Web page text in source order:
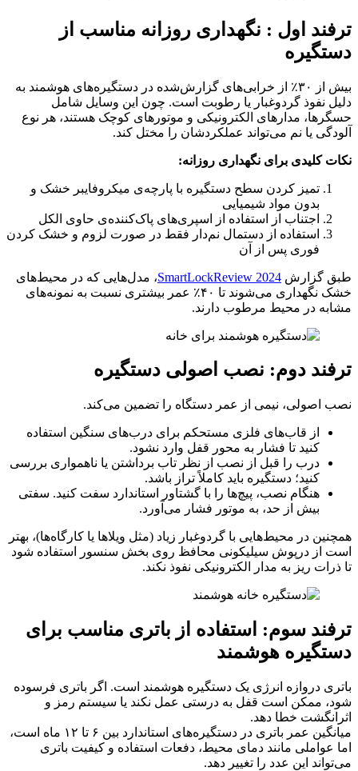
ترفند اول : نگهداری روزانه مناسب از
دستگیره
بیش از ۳۰٪ از خرابی‌های گزارش‌شده در دستگیره‌های هوشمند به
دلیل نفوذ گردوغبار یا رطوبت است. چون این وسایل شامل
حسگرها، مدارهای الکترونیکی و موتورهای کوچک هستند، هر نوع
آلودگی یا نم می‌تواند عملکردشان را مختل کند.
نکات کلیدی برای نگهداری روزانه:
تمیز کردن سطح دستگیره با پارچه‌ی میکروفایبر خشک و
بدون مواد شیمیایی
اجتناب از استفاده از اسپری‌های پاک‌کننده‌ی حاوی الکل
استفاده از دستمال نم‌دار فقط در صورت لزوم و خشک کردن
فوری پس از آن
طبق گزارش SmartLockReview 2024، مدل‌هایی که در محیط‌های
خشک نگهداری می‌شوند تا ۴۰٪ عمر بیشتری نسبت به نمونه‌های
مشابه در محیط مرطوب دارند.
ترفند دوم: نصب اصولی دستگیره
نصب اصولی، نیمی از عمر دستگاه را تضمین می‌کند.
از قاب‌های فلزی مستحکم برای درب‌های سنگین استفاده
کنید تا فشار به محور قفل وارد نشود.
درب را قبل از نصب از نظر تاب برداشتن یا ناهمواری بررسی
کنید؛ دستگیره باید کاملاً تراز باشد.
هنگام نصب، پیچ‌ها را با گشتاور استاندارد سفت کنید. سفتی
بیش از حد، به موتور فشار می‌آورد.
همچنین در محیط‌هایی با گردوغبار زیاد (مثل ویلاها یا کارگاه‌ها)، بهتر
است از درپوش سیلیکونی محافظ روی بخش سنسور استفاده شود
تا ذرات ریز به مدار الکترونیکی نفوذ نکند.
ترفند سوم: استفاده از باتری مناسب برای
دستگیره هوشمند
باتری دروازه انرژی یک دستگیره هوشمند است. اگر باتری فرسوده
شود، ممکن است قفل به درستی عمل نکند یا سیستم رمز و
اثرانگشت خطا دهد.
میانگین عمر باتری در دستگیره‌های استاندارد بین ۶ تا ۱۲ ماه است،
اما عواملی مانند دمای محیط، دفعات استفاده و کیفیت باتری
می‌تواند این عدد را تغییر دهد.